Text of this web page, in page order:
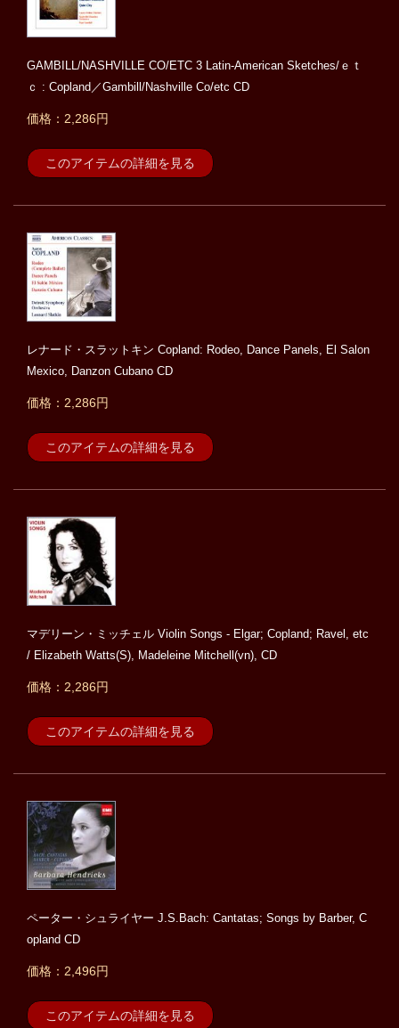
GAMBILL/NASHVILLE CO/ETC 3 Latin-American Sketches/ｅｔ
ｃ : Copland／Gambill/Nashville Co/etc CD
価格：2,286円
このアイテムの詳細を見る
レナード・スラットキン Copland: Rodeo, Dance Panels, El Salon
Mexico, Danzon Cubano CD
価格：2,286円
このアイテムの詳細を見る
マデリーン・ミッチェル Violin Songs - Elgar; Copland; Ravel, etc
/ Elizabeth Watts(S), Madeleine Mitchell(vn), CD
価格：2,286円
このアイテムの詳細を見る
ペーター・シュライヤー J.S.Bach: Cantatas; Songs by Barber, C
opland CD
価格：2,496円
このアイテムの詳細を見る